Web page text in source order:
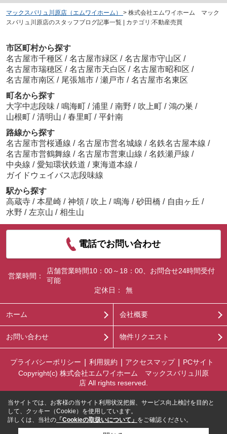
マックスバリュ川原店（エムワイホーム） > 株式会社エムワイホーム マック
スバリュ川原店のスタッフブログ記事一覧 | カテゴリ:不動産売買
市区町村から探す
名古屋市千種区 / 名古屋市緑区 / 名古屋市守山区 /
名古屋市瑞穂区 / 名古屋市天白区 / 名古屋市昭和区 /
名古屋市南区 / 尾張旭市 / 瀬戸市 / 名古屋市名東区
町名から探す
大字中志段味 / 鳴海町 / 浦里 / 南野 / 吹上町 / 鴻の巣 /
山根町 / 清明山 / 春里町 / 平針南
路線から探す
名古屋市営桜通線 / 名古屋市営名城線 / 名鉄名古屋本線 /
名古屋市営鶴舞線 / 名古屋市営東山線 / 名鉄瀬戸線 /
中央線 / 愛知環状鉄道 / 東海道本線 /
ガイドウェイバス志段味線
駅から探す
高蔵寺 / 本星崎 / 神領 / 吹上 / 鳴海 / 砂田橋 / 自由ヶ丘 /
水野 / 左京山 / 相生山
電話でお問い合わせ
営業時間：
店舗営業時間10：00～18：00、お問合せ24時間受付
可能
定休日：
無
ホーム 会社概要
お問い合わせ 物件リクエスト
プライバシーポリシー 利用規約 アクセスマップ
PCサイト
Copyright(c) 株式会社エムワイホーム マックスバリュ川原
店 All rights reserved.
当サイトでは、お客様の当サイト利用状況把握、サービス向上検討を目的と
して、クッキー（Cookie）を使用しています。
詳しくは、当社の 「Cookieの取扱いについて」 をご確認ください。